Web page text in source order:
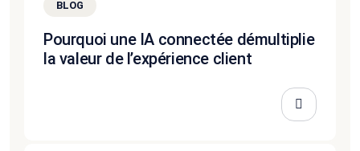
BLOG
Pourquoi une IA connectée démultiplie
la valeur de l’expérience client